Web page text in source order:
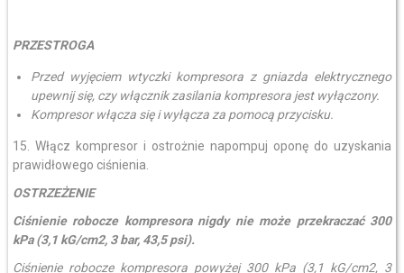
PRZESTROGA
Przed wyjęciem wtyczki kompresora z gniazda elektrycznego
upewnij się, czy włącznik zasilania kompresora jest wyłączony.
Kompresor włącza się i wyłącza za pomocą przycisku.
15. Włącz kompresor i ostrożnie napompuj oponę do uzyskania
prawidłowego ciśnienia.
OSTRZEŻENIE
Ciśnienie robocze kompresora nigdy nie może przekraczać 300
kPa (3,1 kG/cm2, 3 bar, 43,5 psi).
Ciśnienie robocze kompresora powyżej 300 kPa (3,1 kG/cm2, 3